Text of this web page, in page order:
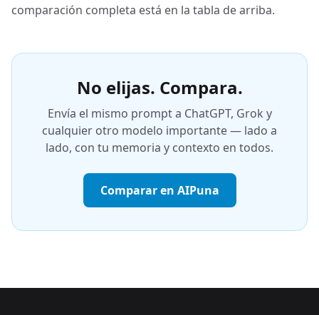
comparación completa está en la tabla de arriba.
No elijas. Compara.
Envía el mismo prompt a ChatGPT, Grok y
cualquier otro modelo importante — lado a
lado, con tu memoria y contexto en todos.
Comparar en AIPuna